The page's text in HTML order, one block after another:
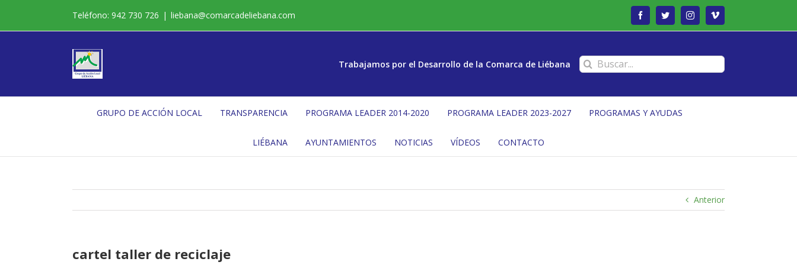
contenido
Teléfono: 942 730 726 | liebana@comarcadeliebana.com FacebookTwitterInstagramVimeo
Trabajamos por el Desarrollo de la Comarca de Liébana Buscar:
GRUPO DE ACCIÓN LOCAL TRANSPARENCIA PROGRAMA LEADER 2014-2020 PROGRAMA LEADER 2023-2027 PROGRAMAS Y AYUDAS
LIÉBANA AYUNTAMIENTOS NOTICIAS VÍDEOS CONTACTO
Anterior
cartel taller de reciclaje